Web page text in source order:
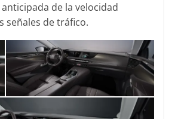
de la velocidad
señales de tráfico.